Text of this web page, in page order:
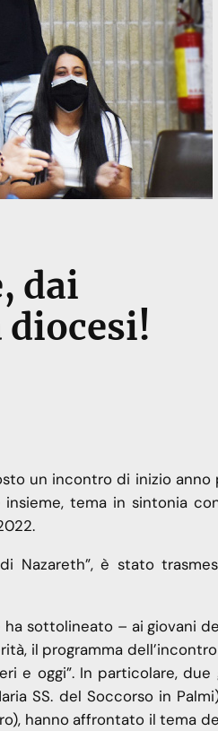
dai
un incontro di inizio anno
insieme, tema in sintonia
Nazareth”, è stato
sottolineato – ai giovani
il programma
e oggi”. In particolare, due
SS. del Soccorso in
hanno affrontato il tema